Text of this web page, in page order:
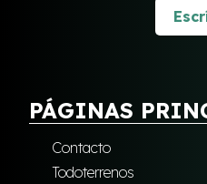
PÁGINAS
Contacto
Todoterrenos